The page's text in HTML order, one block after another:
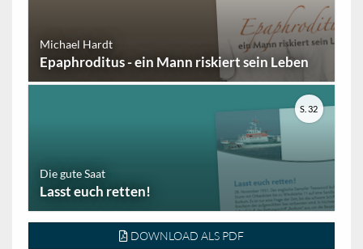
Michael Hardt
Epaphroditus - ein Mann riskiert sein Leben
Die gute Saat
Lasst euch retten!
S. 32
DOWNLOAD ALS PDF